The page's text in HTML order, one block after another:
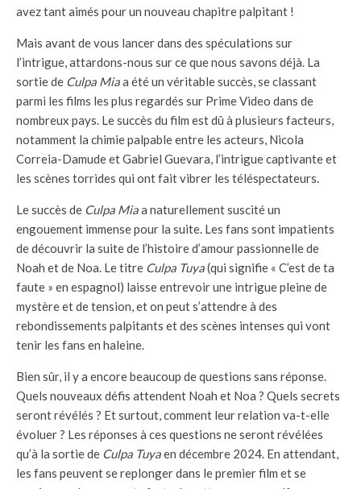
avez tant aimés pour un nouveau chapitre palpitant !
Mais avant de vous lancer dans des spéculations sur
l’intrigue, attardons-nous sur ce que nous savons déjà. La
sortie de Culpa Miaa été un véritable succès, se classant
parmi les films les plus regardés sur Prime Video dans de
nombreux pays. Le succès du film est dû à plusieurs facteurs,
notamment la chimie palpable entre les acteurs, Nicola
Correia-Damude et Gabriel Guevara, l’intrigue captivante et
les scènes torrides qui ont fait vibrer les téléspectateurs.
Le succès de Culpa Miaa naturellement suscité un
engouement immense pour la suite. Les fans sont impatients
de découvrir la suite de l’histoire d’amour passionnelle de
Noah et de Noa. Le titre Culpa Tuya(qui signifie « C’est de ta
faute » en espagnol) laisse entrevoir une intrigue pleine de
mystère et de tension, et on peut s’attendre à des
rebondissements palpitants et des scènes intenses qui vont
tenir les fans en haleine.
Bien sûr, il y a encore beaucoup de questions sans réponse.
Quels nouveaux défis attendent Noah et Noa ? Quels secrets
seront révélés ? Et surtout, comment leur relation va-t-elle
évoluer ? Les réponses à ces questions ne seront révélées
qu’à la sortie de Culpa Tuyaen décembre 2024. En attendant,
les fans peuvent se replonger dans le premier film et se